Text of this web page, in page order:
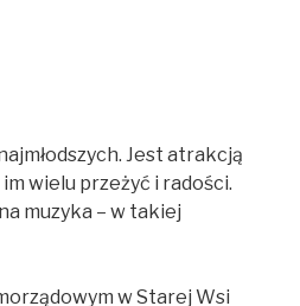
Jest atrakcją
wielu przeżyć i radości.
muzyka – w takiej
w Starej Wsi